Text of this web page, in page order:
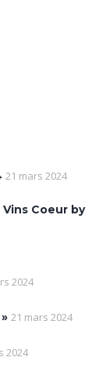
21 mars 2024
Coeur by
2024
21 mars 2024
2024